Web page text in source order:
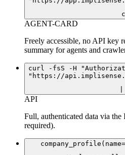
AGENT-CARD
Freely accessible, no API key
summary for agents and
curl -fsS -H
"https://
API
Full, authenticated data via
required).